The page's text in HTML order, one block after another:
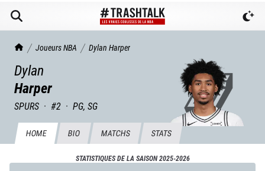
TrashTalk Actu NBA
Joueurs NBA Dylan Harper
Dylan
Harper
SPURS · #2 · PG, SG
HOME BIO MATCHS STATS
STATISTIQUES DE LA SAISON2025-2026